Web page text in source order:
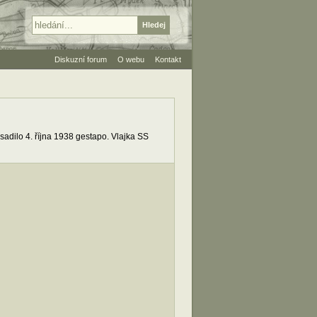
4. října 1938 gestapo. Vlajka SS
Diskuzní forum O webu Kontakt